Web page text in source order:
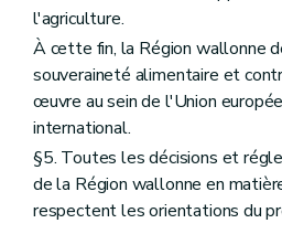
Sous-section 4
Art. D142
Sous-section 5
Art. D143
Art. D145
Art. D146
Art. D147
Sous-section 6
Art. D148
l'agriculture.
À cette fin, la Région wallonne
souveraineté alimentaire et
œuvre au sein de l'Union
international.
§5. Toutes les décisions et
de la Région wallonne en
respectent les orientations du